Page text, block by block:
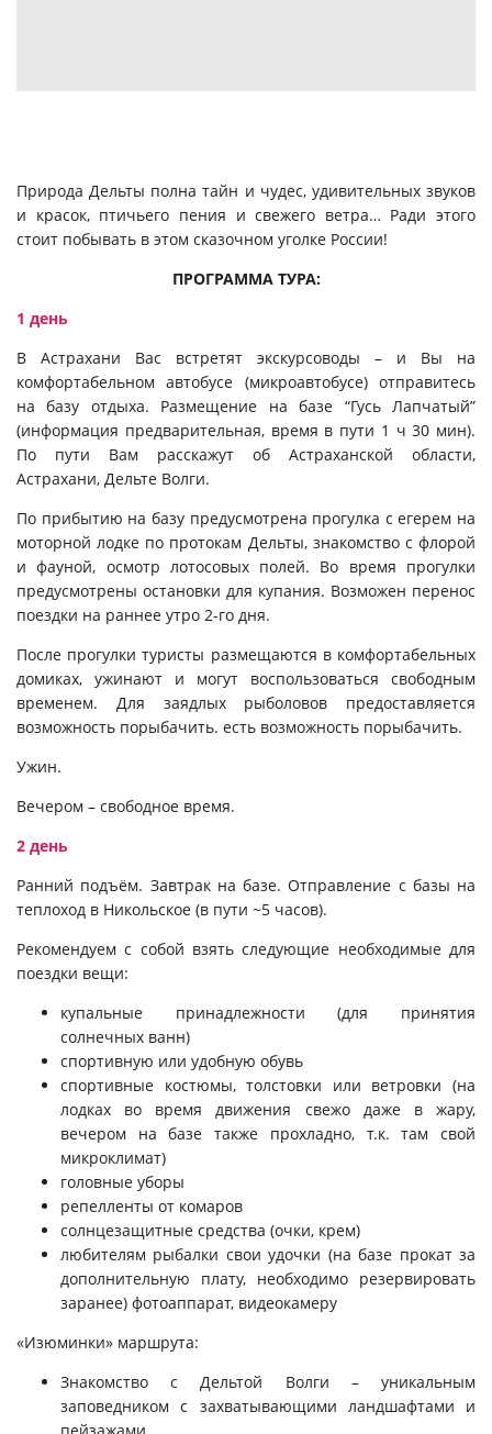
Природа Дельты полна тайн и чудес, удивительных звуков
и красок, птичьего пения и свежего ветра… Ради этого
стоит побывать в этом сказочном уголке России!
ПРОГРАММА ТУРА:
1 день
В Астрахани Вас встретят экскурсоводы – и Вы на
комфортабельном автобусе (микроавтобусе) отправитесь
на базу отдыха. Размещение на базе “Гусь Лапчатый”
(информация предварительная, время в пути 1 ч 30 мин).
По пути Вам расскажут об Астраханской области,
Астрахани, Дельте Волги.
По прибытию на базу предусмотрена прогулка с егерем на
моторной лодке по протокам Дельты, знакомство с флорой
и фауной, осмотр лотосовых полей. Во время прогулки
предусмотрены остановки для купания. Возможен перенос
поездки на раннее утро 2-го дня.
После прогулки туристы размещаются в комфортабельных
домиках, ужинают и могут воспользоваться свободным
временем. Для заядлых рыболовов предоставляется
возможность порыбачить. есть возможность порыбачить.
Ужин.
Вечером – свободное время.
2 день
Ранний подъём. Завтрак на базе.Отправление с базы на
теплоход в Никольское (в пути ~5 часов).
Рекомендуем с собой взять следующие необходимые для
поездки вещи:
купальные принадлежности (для принятия
солнечных ванн)
спортивную или удобную обувь
спортивные костюмы, толстовки или ветровки (на
лодках во время движения свежо даже в жару,
вечером на базе также прохладно, т.к. там свой
микроклимат)
головные уборы
репелленты от комаров
солнцезащитные средства (очки, крем)
любителям рыбалки свои удочки (на базе прокат за
дополнительную плату, необходимо резервировать
заранее) фотоаппарат, видеокамеру
«Изюминки» маршрута:
Знакомство с Дельтой Волги – уникальным
заповедником с захватывающими ландшафтами и